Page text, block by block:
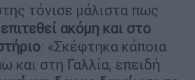
τόνισε μάλιστα πως
ακόμη και στο
: «Σκέφτηκα κάποια
και στη Γαλλία, επειδή